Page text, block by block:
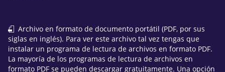
Archivo en formato de documento portátil (PDF, por sus
siglas en inglés). Para ver este archivo tal vez tengas que
instalar un programa de lectura de archivos en formato PDF.
La mayoría de los programas de lectura de archivos en
formato PDF se pueden descargar gratuitamente. Una opción